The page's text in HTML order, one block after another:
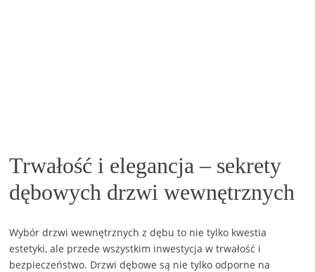
Trwałość i elegancja – sekrety
dębowych drzwi wewnętrznych
Wybór drzwi wewnętrznych z dębu to nie tylko kwestia
estetyki, ale przede wszystkim inwestycja w trwałość i
bezpieczeństwo. Drzwi dębowe są nie tylko odporne na